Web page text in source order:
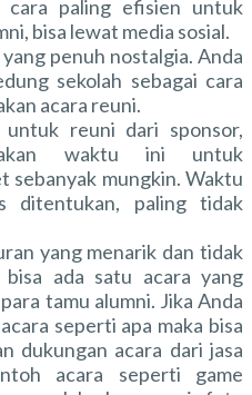
paling efisien untuk
bisa lewat media sosial.
penuh nostalgia. Anda
sekolah sebagai cara
acara reuni.
untuk reuni dari sponsor,
waktu ini untuk
sebanyak mungkin. Waktu
ditentukan, paling tidak
yang menarik dan tidak
bisa ada satu acara yang
tamu alumni. Jika Anda
seperti apa maka bisa
dukungan acara dari jasa
acara seperti game